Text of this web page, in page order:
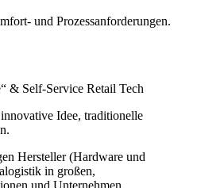
und Prozessanforderungen.
& Self-Service Retail Tech
Idee, traditionelle
Hersteller (Hardware und
in großen,
und Unternehmen